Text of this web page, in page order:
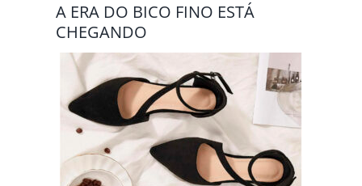
A ERA DO BICO FINO ESTÁ
CHEGANDO